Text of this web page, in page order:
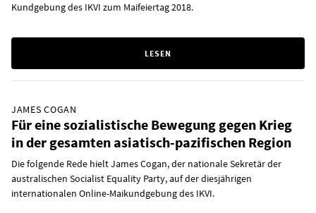
Kundgebung des IKVI zum Maifeiertag 2018.
LESEN
JAMES COGAN
Für eine sozialistische Bewegung gegen Krieg
in der gesamten asiatisch-pazifischen Region
Die folgende Rede hielt James Cogan, der nationale Sekretär der
australischen Socialist Equality Party, auf der diesjährigen
internationalen Online-Maikundgebung des IKVI.